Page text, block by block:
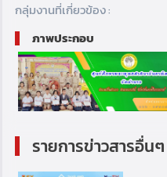
กลุ่มงานที่เกี่ยวข้อง :
ภาพประกอบ
รายการข่าวสารอื่นๆ